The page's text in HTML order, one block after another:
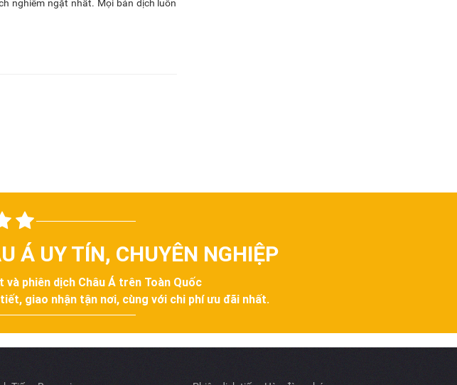
nghiêm ngặt nhất. Mọi bản dịch luôn
Á UY TÍN, CHUYÊN NGHIỆP
phiên dịch Châu Á trên Toàn Quốc
giao nhận tận nơi, cùng với chi phí ưu đãi nhất.